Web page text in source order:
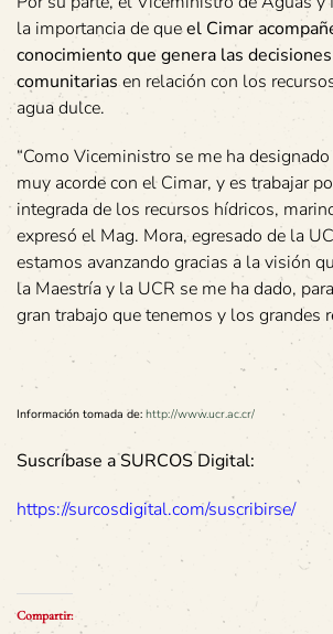
la importancia de queel Cimar
conocimiento que genera las
comunitariasen relación con los
agua dulce.
“Como Viceministro se me ha
muy acorde con el Cimar, y es trabajar
integrada de los recursos hídricos,
expresó el Mag. Mora, egresado de la
estamos avanzando gracias a la visión
la Maestría y la UCR se me ha dado,
gran trabajo que tenemos y los grandes
Información tomada de: http://www.ucr.ac.cr/
Suscríbase a SURCOS Digital:
https://surcosdigital.com/suscribirse/
Compartir: